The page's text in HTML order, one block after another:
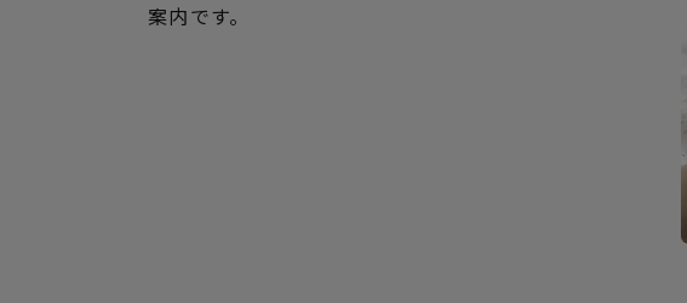
案内です。